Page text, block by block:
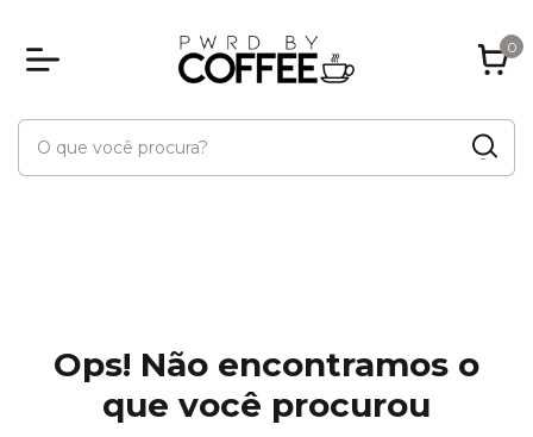
0
Ops! Não encontramos o
que você procurou